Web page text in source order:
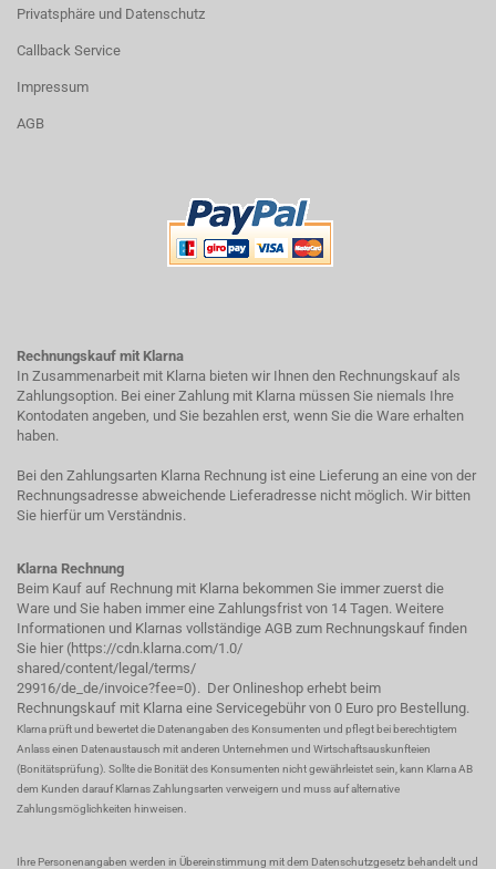
Privatsphäre und Datenschutz
Callback Service
Impressum
AGB
Rechnungskauf mit Klarna
In Zusammenarbeit mit Klarna bieten wir Ihnen den Rechnungskauf als
Zahlungsoption. Bei einer Zahlung mit Klarna müssen Sie niemals Ihre
Kontodaten angeben, und Sie bezahlen erst, wenn Sie die Ware erhalten
haben.
Bei den Zahlungsarten Klarna Rechnung ist eine Lieferung an eine von der
Rechnungsadresse abweichende Lieferadresse nicht möglich. Wir bitten
Sie hierfür um Verständnis.
Klarna Rechnung
Beim Kauf auf Rechnung mit Klarna bekommen Sie immer zuerst die
Ware und Sie haben immer eine Zahlungsfrist von 14 Tagen. Weitere
Informationen und Klarnas vollständige AGB zum Rechnungskauf finden
Sie hier (https://cdn.klarna.com/1.0/
shared/content/legal/terms/
29916/de_de/invoice?fee=0). Der Onlineshop erhebt beim
Rechnungskauf mit Klarna eine Servicegebühr von 0 Euro pro Bestellung.
Klarna prüft und bewertet die Datenangaben des Konsumenten und pflegt bei berechtigtem
Anlass einen Datenaustausch mit anderen Unternehmen und Wirtschaftsauskunfteien
(Bonitätsprüfung). Sollte die Bonität des Konsumenten nicht gewährleistet sein, kann Klarna AB
dem Kunden darauf Klarnas Zahlungsarten verweigern und muss auf alternative
Zahlungsmöglichkeiten hinweisen.
Ihre Personenangaben werden in Übereinstimmung mit dem Datenschutzgesetz behandelt und